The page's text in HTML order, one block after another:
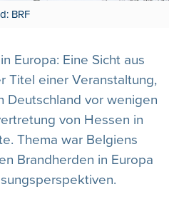
BRF
Europa: Eine Sicht aus
Titel einer Veranstaltung,
Deutschland vor wenigen
von Hessen in
Thema war Belgiens
Brandherden in Europa